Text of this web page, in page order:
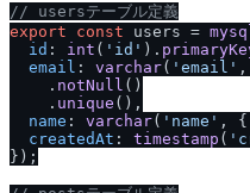
/ / usersテーブル定義
export
const users =
id : int ( 'id' ).
email : varchar( 'email'
    .
notNull ()
    .
unique (),
name : varchar( 'name' , {
createdAt : timestamp (
});